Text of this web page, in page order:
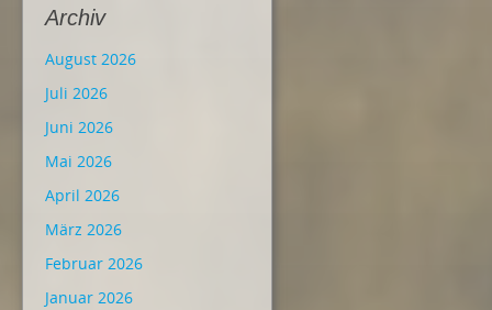
Archiv
August 2026
Juli 2026
Juni 2026
Mai 2026
April 2026
März 2026
Februar 2026
Januar 2026